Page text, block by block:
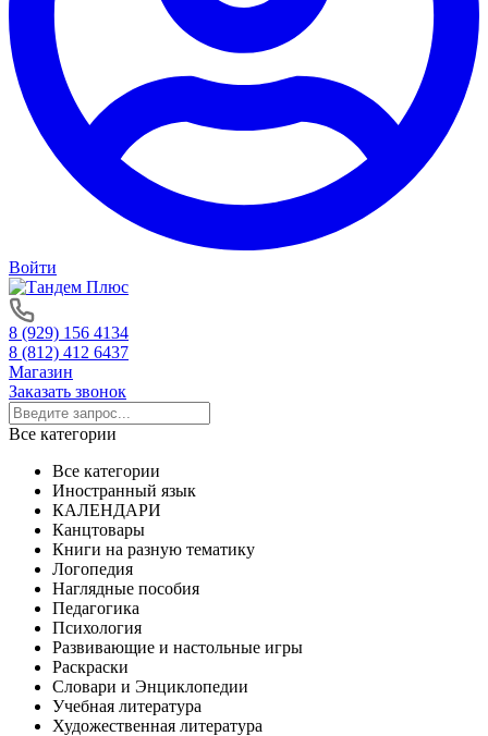
Войти
8 (929) 156 4134
8 (812) 412 6437
Магазин
Заказать звонок
Все категории
Все категории
Иностранный язык
КАЛЕНДАРИ
Канцтовары
Книги на разную тематику
Логопедия
Наглядные пособия
Педагогика
Психология
Развивающие и настольные игры
Раскраски
Словари и Энциклопедии
Учебная литература
Художественная литература